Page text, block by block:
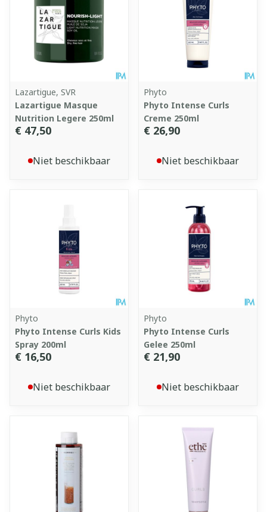
Lazartigue, SVR
Lazartigue Masque
Nutrition Legere 250ml
€ 47,50
Niet beschikbaar
Phyto
Phyto Intense Curls
Creme 250ml
€ 26,90
Niet beschikbaar
Phyto
Phyto Intense Curls Kids
Spray 200ml
€ 16,50
Niet beschikbaar
Phyto
Phyto Intense Curls
Gelee 250ml
€ 21,90
Niet beschikbaar